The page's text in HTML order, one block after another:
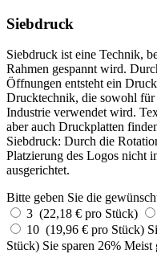
Siebdruck
Siebdruck ist eine Technik,
Rahmen gespannt wird.
Öffnungen entsteht ein
Drucktechnik, die sowohl
Industrie verwendet wird.
aber auch Druckplatten
Siebdruck: Durch die
Platzierung des Logos nicht
ausgerichtet.
Bitte geben Sie die
3 (22,18 € pro Stück)
10 (19,96 € pro Stück)
Stück) Sie sparen 26% Meist